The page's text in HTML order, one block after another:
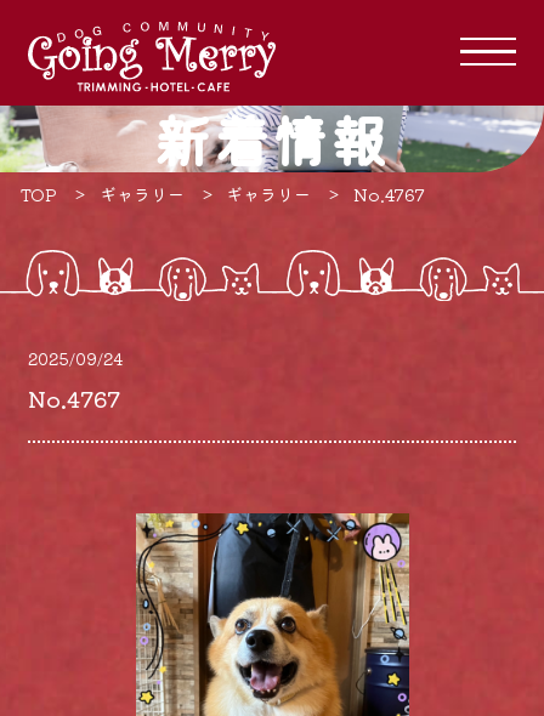
新着情報
TOP ギャラリー ギャラリー No.4767
2025/09/24
No.4767